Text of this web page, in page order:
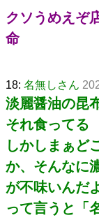
クソうめえぞ
命
18: 名無しさん
淡麗醤油の昆
それ食ってる
しかしまぁど
か、そんなに
が不味いんだ
って言うと「